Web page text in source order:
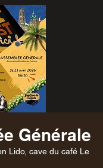
Générale
Lido, cave du café Le